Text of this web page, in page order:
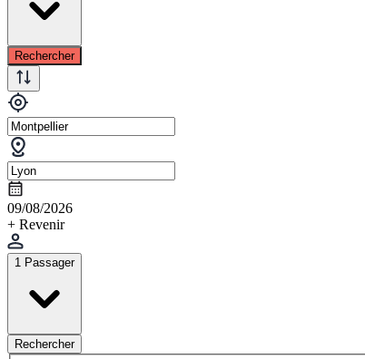
Rechercher
09/08/2026
+ Revenir
1 Passager
Rechercher